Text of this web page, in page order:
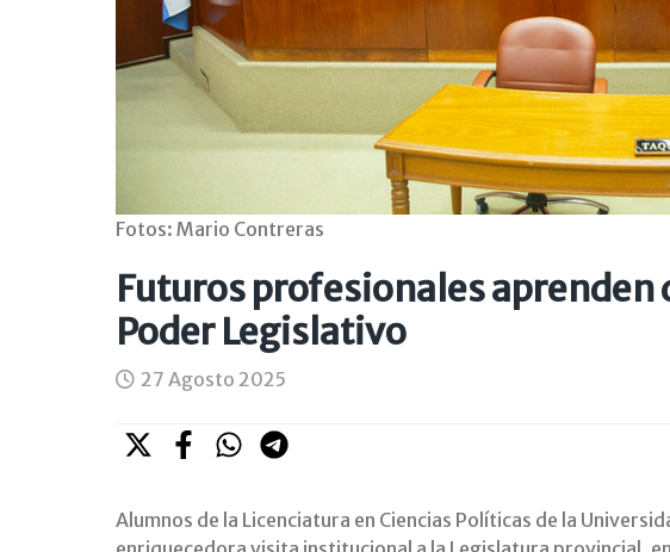
Fotos: Mario Contreras
Futuros profesionales aprenden
Poder Legislativo
27 Agosto 2025
Alumnos de la Licenciatura en Ciencias Políticas de la